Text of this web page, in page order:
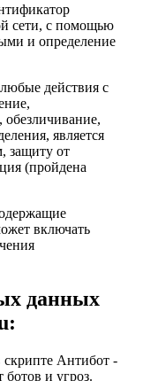
сети, с помощью
и определение
действия с
обезличивание,
является
защиту от
(пройдена
включать
данных
скрипте Антибот -
ботов и угроз.